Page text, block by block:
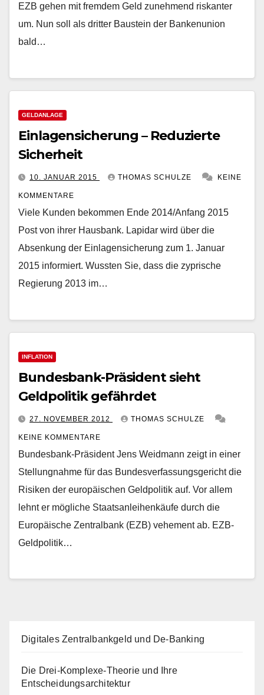
EZB gehen mit fremdem Geld zunehmend riskanter
um. Nun soll als dritter Baustein der Bankenunion
bald…
GELDANLAGE
Einlagensicherung – Reduzierte
Sicherheit
10. JANUAR 2015 THOMAS SCHULZE KEINE
KOMMENTARE
Viele Kunden bekommen Ende 2014/Anfang 2015
Post von ihrer Hausbank. Lapidar wird über die
Absenkung der Einlagensicherung zum 1. Januar
2015 informiert. Wussten Sie, dass die zyprische
Regierung 2013 im…
INFLATION
Bundesbank-Präsident sieht
Geldpolitik gefährdet
27. NOVEMBER 2012 THOMAS SCHULZE
KEINE KOMMENTARE
Bundesbank-Präsident Jens Weidmann zeigt in einer
Stellungnahme für das Bundesverfassungsgericht die
Risiken der europäischen Geldpolitik auf. Vor allem
lehnt er mögliche Staatsanleihenkäufe durch die
Europäische Zentralbank (EZB) vehement ab. EZB-
Geldpolitik…
Digitales Zentralbankgeld und De-Banking
Die Drei-Komplexe-Theorie und Ihre
Entscheidungsarchitektur